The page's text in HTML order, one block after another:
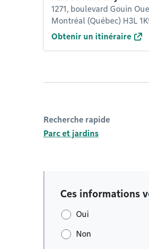
1271, boulevard Gouin
Montréal (Québec) H3L
Obtenir un itinéraire
Recherche rapide
Parc et jardins
Ces informations
Oui
Non